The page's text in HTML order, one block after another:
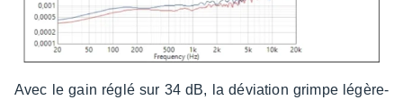
Avec le gain réglé sur 34 dB, la dévia­tion grimpe légè­re­